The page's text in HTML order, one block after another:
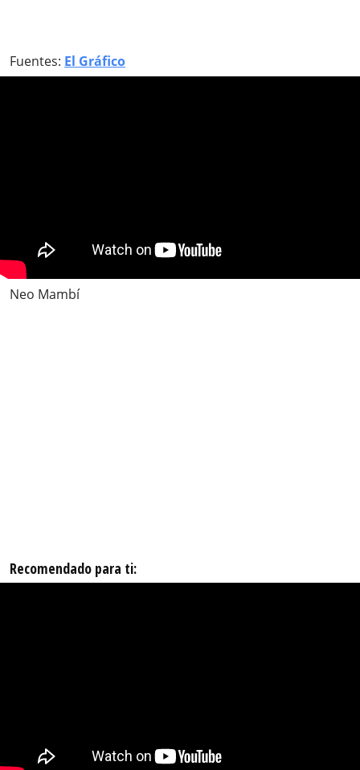
Fuentes: El Gráfico
Neo Mambí
Recomendado para ti: